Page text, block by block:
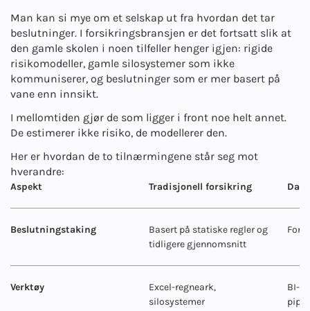
Man kan si mye om et selskap ut fra hvordan det tar
beslutninger. I forsikringsbransjen er det fortsatt slik at
den gamle skolen i noen tilfeller henger igjen: rigide
risikomodeller, gamle silosystemer som ikke
kommuniserer, og beslutninger som er mer basert på
vane enn innsikt.
I mellomtiden gjør de som ligger i front noe helt annet.
De estimerer ikke risiko, de modellerer den.
Her er hvordan de to tilnærmingene står seg mot
hverandre:
Aspekt Tradisjonell forsikring
Beslutningstaking
Basert på statiske regler og
tidligere gjennomsnitt
Verktøy
Excel-regneark,
silosystemer
BI-